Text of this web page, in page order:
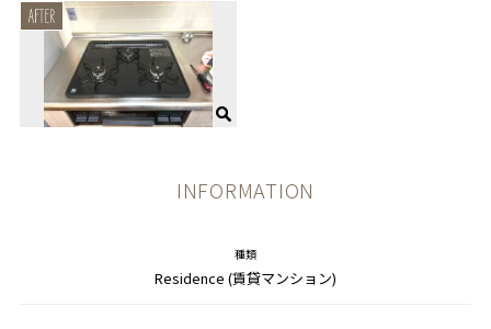
INFORMATION
種類
Residence (賃貸マンション)